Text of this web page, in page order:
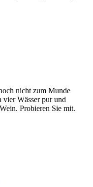
nicht zum Munde
vier Wässer pur und
Probieren Sie mit.